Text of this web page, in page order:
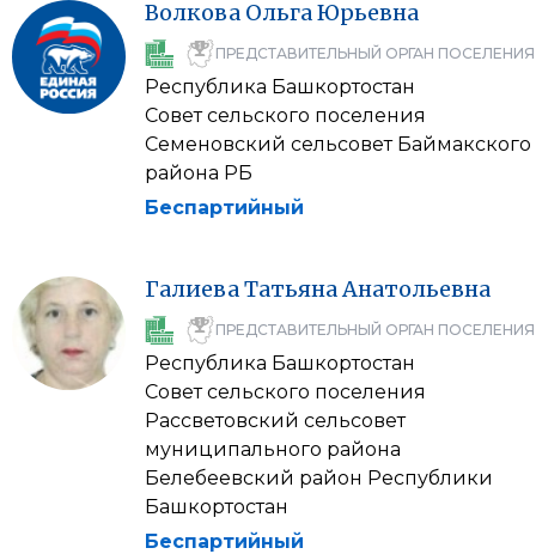
Волкова ОльгаЮрьевна
ПРЕДСТАВИТЕЛЬНЫЙ ОРГАН ПОСЕЛЕНИЯ
Республика Башкортостан
Совет сельского поселения
Семеновский сельсовет Баймакского
района РБ
Беспартийный
ГалиеваТатьянаАнатольевна
ПРЕДСТАВИТЕЛЬНЫЙ ОРГАН ПОСЕЛЕНИЯ
Республика Башкортостан
Совет сельского поселения
Рассветовский сельсовет
муниципального района
Белебеевский район Республики
Башкортостан
Беспартийный